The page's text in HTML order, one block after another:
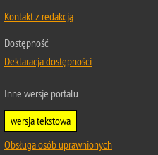
Kontakt z redakcją
Dostępność
Deklaracja dostępności
Inne wersje portalu
wersja tekstowa
Obsługa osób uprawnionych